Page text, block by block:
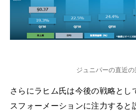
ジュニパーの直近の
さらにラヒム氏は今後の戦略とし
スフォーメーションに注力すると